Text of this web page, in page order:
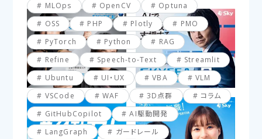
MLOps
OpenCV
Optuna
OSS
PHP Plotly
PMO
PyTorch
Python
RAG
Refine
Speech-to-Text
Streamlit
Ubuntu
UI・UX VBA
VLM
VSCode
WAF 3D点群
コラム
GitHubCopilot
AI駆動開発
LangGraph
ガードレール